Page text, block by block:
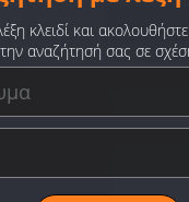
κλειδί και
την αναζήτησή σας σε